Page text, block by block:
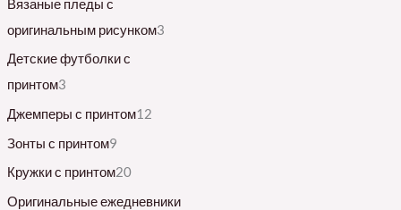
Вязаные пледы с
оригинальным рисунком3
Детские футболки с
принтом3
Джемперы с принтом12
Зонты с принтом9
Кружки с принтом20
Оригинальные ежедневники